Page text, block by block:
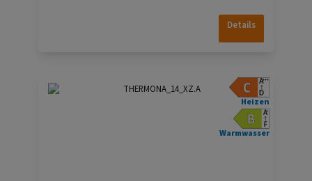
Details
Heizen
Warmwasser